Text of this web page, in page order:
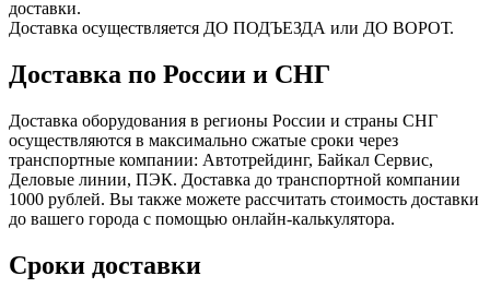
доставки.
Доставка осуществляется ДО ПОДЪЕЗДА или ДО ВОРОТ.
Доставка по России и СНГ
Доставка оборудования в регионы России и страны СНГ
осуществляются в максимально сжатые сроки через
транспортные компании: Автотрейдинг, Байкал Сервис,
Деловые линии, ПЭК. Доставка до транспортной компании
1000 рублей. Вы также можете рассчитать стоимость доставки
до вашего города с помощью онлайн-калькулятора.
Сроки доставки